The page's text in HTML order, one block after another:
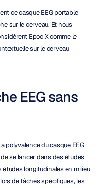
ce casque EEG portable
sur le cerveau. Et nous
Epoc X comme le
sur le cerveau
EEG sans
polyvalence du casque EEG
se lancer dans des études
longitudinales en milieu
de tâches spécifiques, les